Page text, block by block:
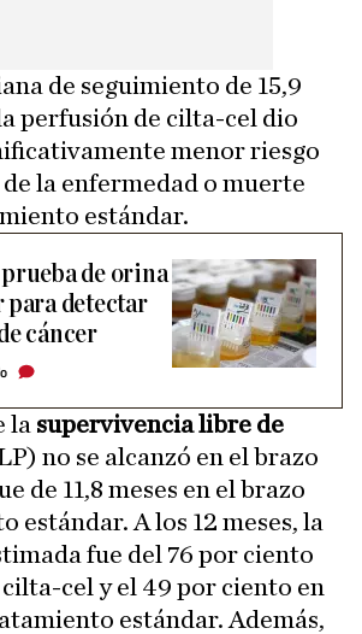
de seguimiento de 15,9
perfusión de cilta-cel dio
menor riesgo
la enfermedad o muerte
estándar.
de orina
detectar
cáncer
la supervivencia libre de
no se alcanzó en el brazo
de 11,8 meses en el brazo
estándar. A los 12 meses, la
fue del 76 por ciento
cel y el 49 por ciento en
estándar. Además,